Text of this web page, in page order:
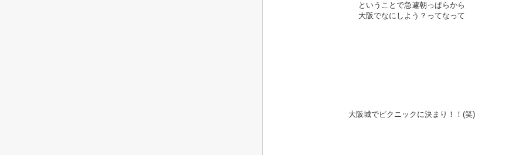
ということで急遽朝っぱらから
大阪でなにしよう？ってなって
大阪城でピクニックに決まり！！(笑)